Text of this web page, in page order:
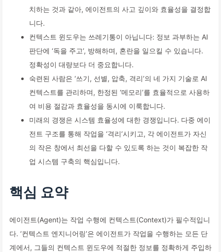
치하는 것과 같아, 에이전트의 사고 깊이와 효율성을 결정합
니다.
컨텍스트 윈도우는 쓰레기통이 아닙니다: 정보 과부하는 AI
판단에 ‘독을 주고’, 방해하며, 혼란을 일으킬 수 있습니다.
정확성이 대량보다 더 중요합니다.
숙련된 사람은 ‘쓰기, 선별, 압축, 격리’의 네 가지 기술로 AI
컨텍스트를 관리하며, 한정된 ‘메모리’를 효율적으로 사용하
여 비용 절감과 효율성을 동시에 이룩합니다.
미래의 경쟁은 시스템 효율성에 대한 경쟁입니다. 다중 에이
전트 구조를 통해 작업을 ‘격리’시키고, 각 에이전트가 자신
의 작은 창에서 최선을 다할 수 있도록 하는 것이 복잡한 작
업 시스템 구축의 핵심입니다.
핵심 요약
에이전트(Agent)는 작업 수행에 컨텍스트(Context)가 필수적입니
다. ‘컨텍스트 엔지니어링’은 에이전트가 작업을 수행하는 모든 단
계에서, 그들의 컨텍스트 윈도우에 적절한 정보를 정확하게 주입하